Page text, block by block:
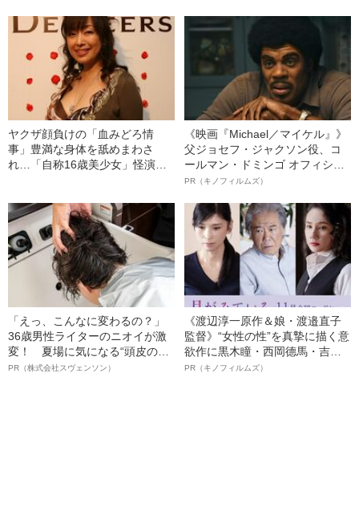
カニズム
ヤクザ顔負けの「血みどろ情
事」豊満な身体を舐めまわさ
れ…「自称16歳美少女」怪演
《映画『Michael／マイケル』》
父ジョセフ・ジャクソン役、コ
ールマン・ドミンゴ オフィシャ
ルインタビュー“観客を魅了した
語る”《日本興収70億円突破》
PR（キノフィルムズ）
「えっ、こんなに変わるの？」
36歳男性ライターのニオイが激
変！ 夏場に気になる“頭皮のニ
オイ”や“ベタつき”を解消す
PR（株式会社スヴェンソン）
《渡辺淳一原作＆娘・渡邉直子
監督》“女性の性”を真摯に描く意
欲作に黒木瞳・西岡德馬・吉田
羊が出演決定！《映画『月がみ
PR（キノフィルムズ）